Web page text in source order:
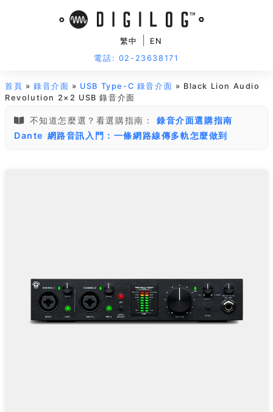
繁中
EN
電話: 02-23638171
首頁 »錄音介面 » USB Type-C 錄音介面 » Black Lion Audio
Revolution 2×2 USB 錄音介面
不知道怎麼選？看選購指南：
錄音介面選購指南
Dante 網路音訊入門：一條網路線傳多軌怎麼做到